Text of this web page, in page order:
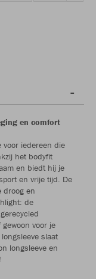
en comfort
voor iedereen die
het bodyfit
en biedt hij je
en vrije tijd. De
droog en
de
voor je
slaat
longsleeve en